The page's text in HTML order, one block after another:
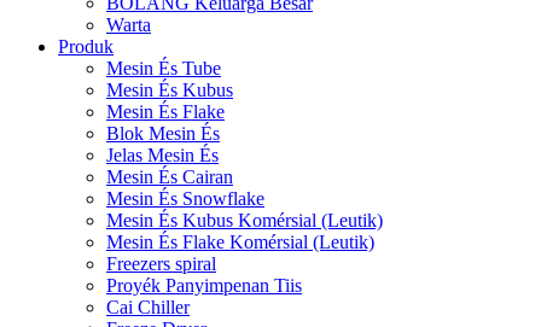
Warta
Produk
Mesin És Tube
Mesin És Kubus
Mesin És Flake
Blok Mesin És
Jelas Mesin És
Mesin És Cairan
Mesin És Snowflake
Mesin És Kubus Komérsial (Leutik)
Mesin És Flake Komérsial (Leutik)
Freezers spiral
Proyék Panyimpenan Tiis
Cai Chiller